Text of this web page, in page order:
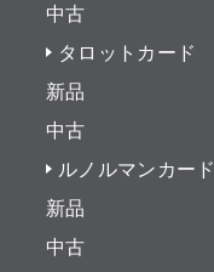
中古
タロットカード
新品
中古
ルノルマンカード
新品
中古